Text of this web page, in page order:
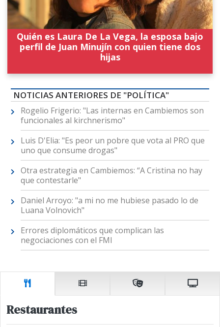
Quién es Laura De La Vega, la esposa bajo
perfil de Juan Minujín con quien tiene dos
hijas
NOTICIAS ANTERIORES DE "POLÍTICA"
Rogelio Frigerio: "Las internas en Cambiemos son
funcionales al kirchnerismo"
Luis D'Elia: "Es peor un pobre que vota al PRO que
uno que consume drogas"
Otra estrategia en Cambiemos: “A Cristina no hay
que contestarle"
Daniel Arroyo: "a mi no me hubiese pasado lo de
Luana Volnovich"
Errores diplomáticos que complican las
negociaciones con el FMI
Restaurantes